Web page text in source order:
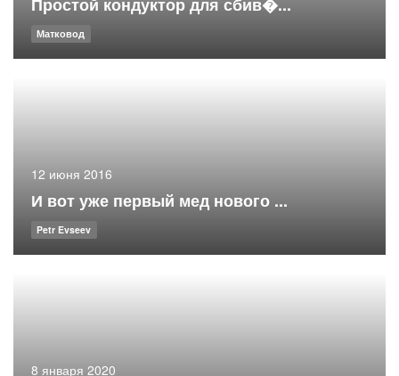
Матковод
12 июня 2016
И вот уже первый мед нового ...
Petr Evseev
8 января 2020